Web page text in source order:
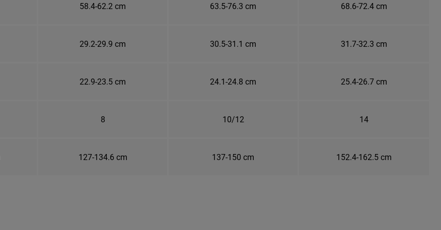
58.4-62.2 cm 63.5-76.3 cm 68.6-72.4 cm
29.2-29.9 cm 30.5-31.1 cm 31.7-32.3 cm
22.9-23.5 cm 24.1-24.8 cm 25.4-26.7 cm
8 10/12 14
127-134.6 cm 137-150 cm 152.4-162.5 cm